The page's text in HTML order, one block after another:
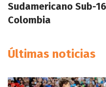
Sudamericano Sub-
Colombia
Últimas noticias